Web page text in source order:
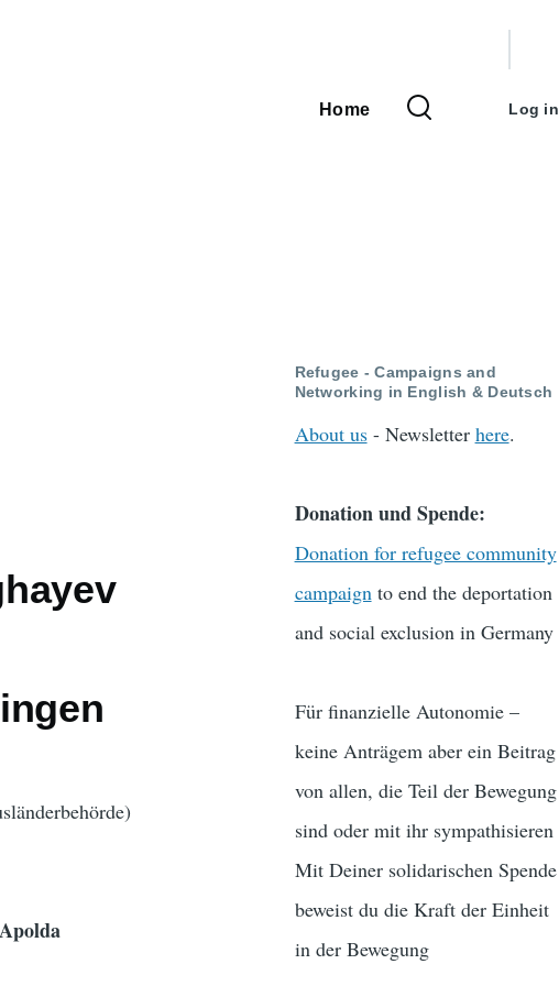
Main
Home
menu
Log in
Refugee - Campaigns and
Networking in English & Deutsch
About us- Newsletter here.
Donation und Spende:
Donation for refugee community
campaignto end the deportation
and social exclusion in Germany
Für finanzielle Autonomie –
keine Anträgem aber ein Beitrag
von allen, die Teil der Bewegung
sind oder mit ihr sympathisieren
Mit Deiner solidarischen Spende
beweist du die Kraft der Einheit
in der Bewegung